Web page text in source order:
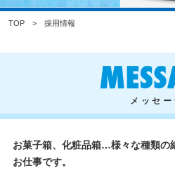
TOP 採用情報
メッセー
お菓子箱、化粧品箱…様々な種類の
お仕事です。